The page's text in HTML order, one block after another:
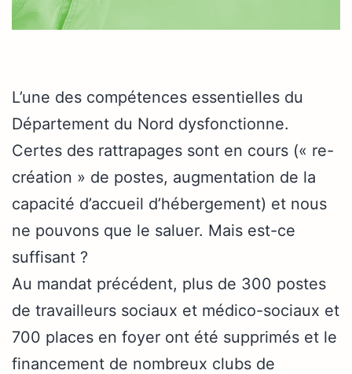
L’une des compétences essentielles du
Département du Nord dysfonctionne.
Certes des rattrapages sont en cours (« re-
création » de postes, augmentation de la
capacité d’accueil d’hébergement) et nous
ne pouvons que le saluer. Mais est-ce
suffisant ?
Au mandat précédent, plus de 300 postes
de travailleurs sociaux et médico-sociaux et
700 places en foyer ont été supprimés et le
financement de nombreux clubs de